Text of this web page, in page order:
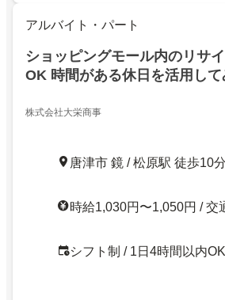
アルバイト・パート
ショッピングモール内のリサ
OK 時間がある休日を活用して
株式会社大栄商事
唐津市 鏡 / 松原駅 徒歩10分
時給1,030円〜1,050円 / 交
シフト制 / 1日4時間以内OK